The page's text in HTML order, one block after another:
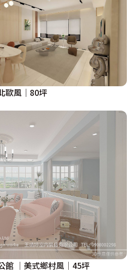
歐風｜80坪
館 │美式鄉村風│45坪